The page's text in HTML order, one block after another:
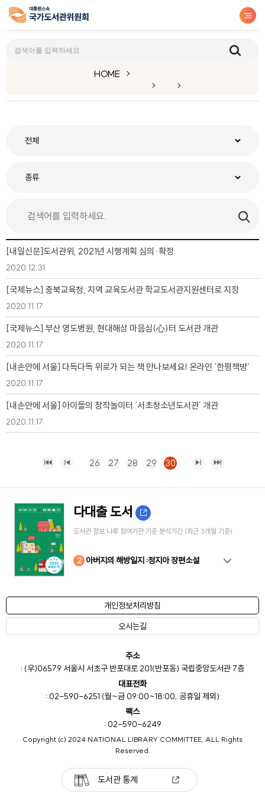
HOME
[내일신문]도서관위, 2021년 시행계획 심의·확정
2020.12.31
[국제뉴스] 충북교육청, 지역 교육도서관 학교도서관지원센터로 지정
2020.11.17
[국제뉴스] 부산 영도병원, 현대해상 마음심(心)터 도서관 개관
2020.11.17
[내손안에 서울] 다독다독 위로가 되는 책 만나보세요! 온라인 ‘한평책방’
2020.11.17
[내손안에 서울] 아이들의 창작놀이터 ‘서초청소년도서관’ 개관
2020.11.17
26 27 28 29 30
다대출 도서
도서관 정보 나루 참여기관 기준 분석기간 (최근 3개월 기준)
1
2 아버지의 해방일지 :정지아 장편소설
3
4
5
6
7
8
9
10
개인정보처리방침
오시는길
주소
: (우)06579 서울시 서초구 반포대로 201(반포동) 국립중앙도서관 7층
대표전화
: 02-590-6251 (월~금 09:00~18:00, 공휴일 제외)
팩스
: 02-590-6249
Copyright (c) 2024 NATIONAL LIBRARY COMMITTEE, ALL Rights
Reserved.
도서관 통계